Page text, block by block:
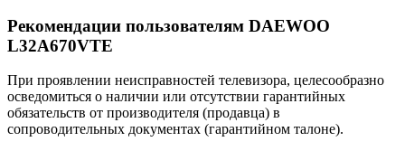
Рекомендации пользователям DAEWOO
L32A670VTE
При проявлении неисправностей телевизора, целесообразно
осведомиться о наличии или отсутствии гарантийных
обязательств от производителя (продавца) в
сопроводительных документах (гарантийном талоне).